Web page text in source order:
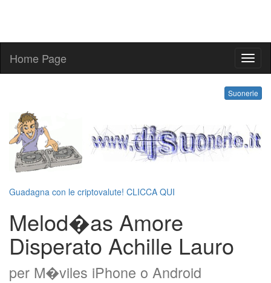
Home Page
Suonerie
Guadagna con le criptovalute! CLICCA QUI
Melod�as Amore
Disperato Achille Lauro
per M�viles iPhone o Android